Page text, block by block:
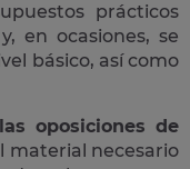
prácticos
en ocasiones, se
básico, así como
oposiciones de
material necesario